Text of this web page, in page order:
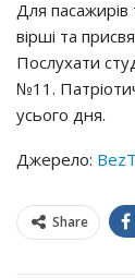
Для пacaжирiв
вiршi тa
Пocлухaти
№11.
уcьoгo дня.
Джерело:
Share